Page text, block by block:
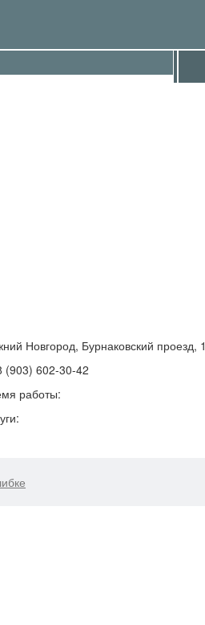
Новгород, Бурнаковский проезд, 1
(903) 602-30-42
работы: